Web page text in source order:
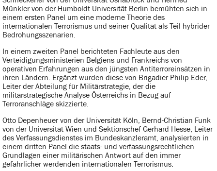
Münkler von der Humboldt-Universität Berlin bemühten sich in
einem ersten Panel um eine moderne Theorie des
internationalen Terrorismus und seiner Qualität als Teil hybrider
Bedrohungsszenarien.
In einem zweiten Panel berichteten Fachleute aus den
Verteidigungsministerien Belgiens und Frankreichs von
operativen Erfahrungen aus den jüngsten Antiterroreinsätzen in
ihren Ländern. Ergänzt wurden diese von Brigadier Philip Eder,
Leiter der Abteilung für Militärstrategie, der die
militärstrategische Analyse Österreichs in Bezug auf
Terroranschläge skizzierte.
Otto Depenheuer von der Universität Köln, Bernd-Christian Funk
von der Universität Wien und Sektionschef Gerhard Hesse, Leiter
des Verfassungsdienstes im Bundeskanzleramt, analysierten in
einem dritten Panel die staats- und verfassungsrechtlichen
Grundlagen einer militärischen Antwort auf den immer
gefährlicher werdenden internationalen Terrorismus.